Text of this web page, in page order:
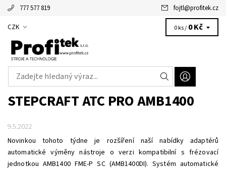
777 577 819 fojtl@profitek.cz
CZK 0 ks / 0 Kč
STEPCRAFT ATC PRO AMB1400
9.5.2022
Novinkou tohoto týdne je rozšíření naší nabídky adaptérů
automatické výměny nástroje o verzi kompatibilní s frézovací
jednotkou AMB1400 FME-P SC (AMB1400DI). Systém automatické
Alžbětka - vaše virtuální asistentka